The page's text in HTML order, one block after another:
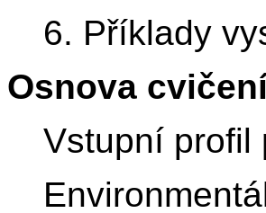
6. Příklady
Osnova
Vstupní profil